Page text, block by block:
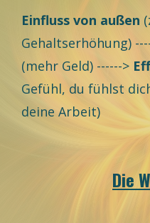
Einfluss von außen
Gehaltserhöhung)
(mehr Geld) ------>
Gefühl, du fühlst
deine Arbeit)
Die